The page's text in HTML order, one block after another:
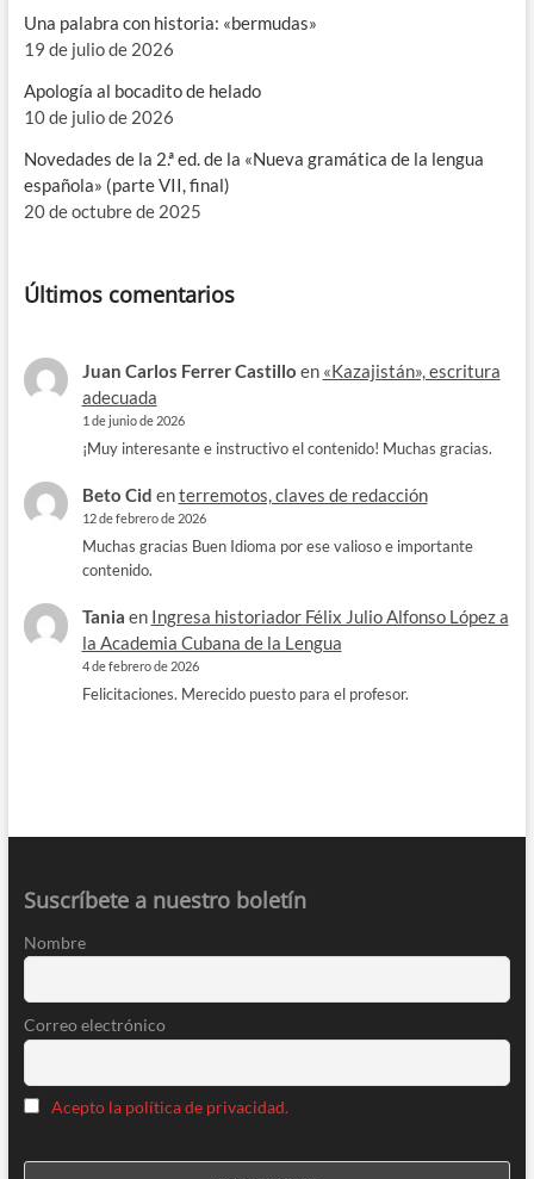
Una palabra con historia: «bermudas»
19 de julio de 2026
Apología al bocadito de helado
10 de julio de 2026
Novedades de la 2.ª ed. de la «Nueva gramática de la lengua
española» (parte VII, final)
20 de octubre de 2025
Últimos comentarios
Juan Carlos Ferrer Castillo en «Kazajistán», escritura
adecuada
1 de junio de 2026
¡Muy interesante e instructivo el contenido! Muchas gracias.
Beto Cid enterremotos, claves de redacción
12 de febrero de 2026
Muchas gracias Buen Idioma por ese valioso e importante
contenido.
Tania en Ingresa historiador Félix Julio Alfonso López a
la Academia Cubana de la Lengua
4 de febrero de 2026
Felicitaciones. Merecido puesto para el profesor.
Suscríbete a nuestro boletín
Nombre
Correo electrónico
Acepto la política de privacidad.